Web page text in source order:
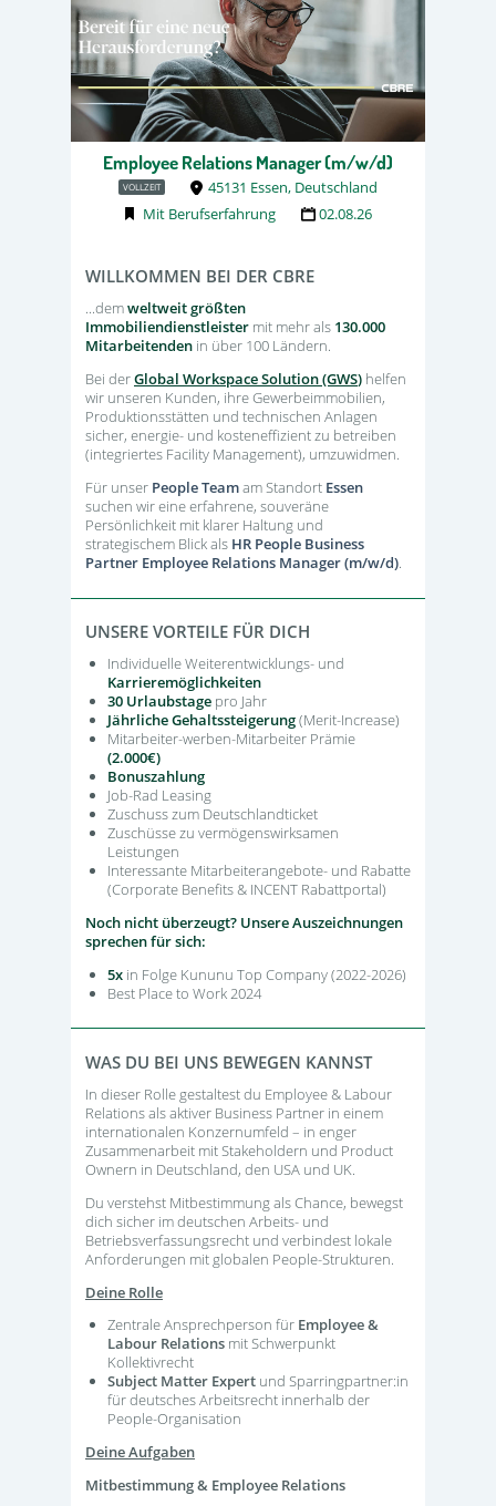
Employee Relations Manager (m/w/d)
VOLLZEIT
45131 Essen, Deutschland
Mit Berufserfahrung
02.08.26
WILLKOMMEN BEI DER CBRE
...demweltweit größten
Immobiliendienstleister mit mehr als 130.000
Mitarbeitenden in über 100 Ländern.
Bei derGlobal Workspace Solution (GWS) helfen
wir unseren Kunden, ihre Gewerbeimmobilien,
Produktionsstätten und technischen Anlagen
sicher, energie- und kosteneffizient zu betreiben
(integriertes Facility Management), umzuwidmen.
Für unser People Teamam Standort Essen
suchen wir eine erfahrene, souveräne
Persönlichkeit mit klarer Haltung und
strategischem Blick als HR People Business
Partner Employee Relations Manager(m/w/d).
UNSERE VORTEILE FÜR DICH
Individuelle Weiterentwicklungs- und
Karrieremöglichkeiten
30 Urlaubstage pro Jahr
Jährliche Gehaltssteigerung(Merit-Increase)
Mitarbeiter-werben-Mitarbeiter Prämie
(2.000€)
Bonuszahlung
Job-Rad Leasing
Zuschuss zum Deutschlandticket
Zuschüsse zu vermögenswirksamen
Leistungen
Interessante Mitarbeiterangebote- und Rabatte
(Corporate Benefits & INCENT Rabattportal)
Noch nicht überzeugt? Unsere Auszeichnungen
sprechen für sich:
5x in Folge Kununu Top Company (2022-2026)
Best Place to Work 2024
WAS DU BEI UNS BEWEGEN KANNST
In dieser Rolle gestaltest du Employee & Labour
Relations als aktiver Business Partner in einem
internationalen Konzernumfeld – in enger
Zusammenarbeit mit Stakeholdern und Product
Ownern in Deutschland, den USA und UK.
Du verstehst Mitbestimmung als Chance, bewegst
dich sicher im deutschen Arbeits- und
Betriebsverfassungsrecht und verbindest lokale
Anforderungen mit globalen People-Strukturen.
Deine Rolle
Zentrale Ansprechperson für Employee &
Labour Relations mit Schwerpunkt
Kollektivrecht
Subject Matter Expert und Sparringpartner:in
für deutsches Arbeitsrecht innerhalb der
People-Organisation
Deine Aufgaben
Mitbestimmung & Employee Relations